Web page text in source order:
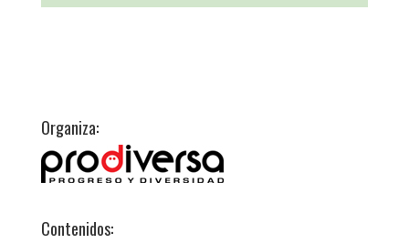
Organiza:
Contenidos: